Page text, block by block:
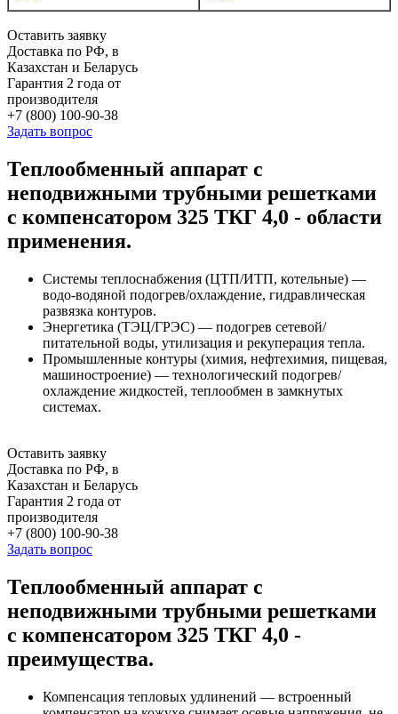
Оставить заявку
Доставка по РФ, в
Казахстан и Беларусь
Гарантия 2 года от
производителя
+7 (800) 100-90-38
Задать вопрос
Теплообменный аппарат с
неподвижными трубными решетками
с компенсатором 325 ТКГ 4,0 - области
применения.
Системы теплоснабжения (ЦТП/ИТП, котельные) —
водо-водяной подогрев/охлаждение, гидравлическая
развязка контуров.
Энергетика (ТЭЦ/ГРЭС) — подогрев сетевой/
питательной воды, утилизация и рекуперация тепла.
Промышленные контуры (химия, нефтехимия, пищевая,
машиностроение) — технологический подогрев/
охлаждение жидкостей, теплообмен в замкнутых
системах.
Оставить заявку
Доставка по РФ, в
Казахстан и Беларусь
Гарантия 2 года от
производителя
+7 (800) 100-90-38
Задать вопрос
Теплообменный аппарат с
неподвижными трубными решетками
с компенсатором 325 ТКГ 4,0 -
преимущества.
Компенсация тепловых удлинений — встроенный